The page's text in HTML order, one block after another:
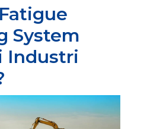
System
Industri